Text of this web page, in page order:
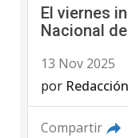
El viernes
Nacional
13 Nov 2025
por
Compartir